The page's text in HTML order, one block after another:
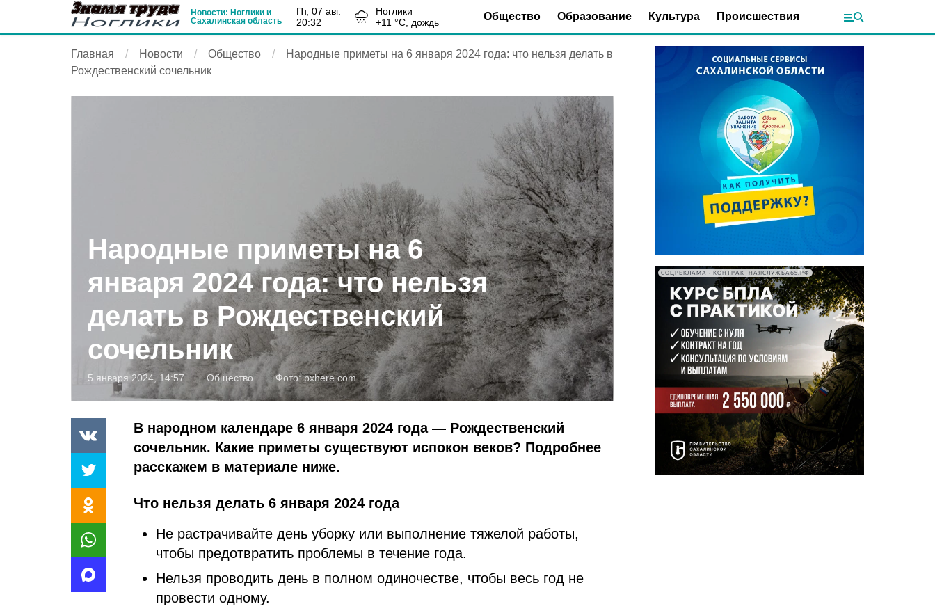
Новости: Ноглики и
Сахалинская область
пт, 07 авг.
20:32
Ноглики
+11 °С, дождь Общество Образование Культура Происшествия
Главная Новости Общество
Народные приметы на 6 января 2024 года: что нельзя делать в
Рождественский сочельник
Народные приметы на 6
января 2024 года: что нельзя
делать в Рождественский
сочельник
5 января 2024, 14:57 Общество Фото:pxhere.com
В народном календаре 6 января 2024 года — Рождественский
сочельник. Какие приметы существуют испокон веков? Подробнее
расскажем в материале ниже.
Что нельзя делать 6 января 2024 года
Не растрачивайте день уборку или выполнение тяжелой работы,
чтобы предотвратить проблемы в течение года.
Нельзя проводить день в полном одиночестве, чтобы весь год не
провести одному.
СОЦРЕКЛАМА • КОНТРАКТНАЯСЛУЖБА65.РФ